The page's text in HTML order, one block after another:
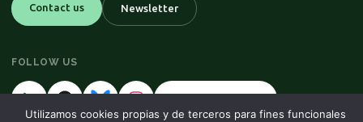
Contact us Newsletter
FOLLOW US
Utilizamos cookies propias y de terceros para fines funcionales